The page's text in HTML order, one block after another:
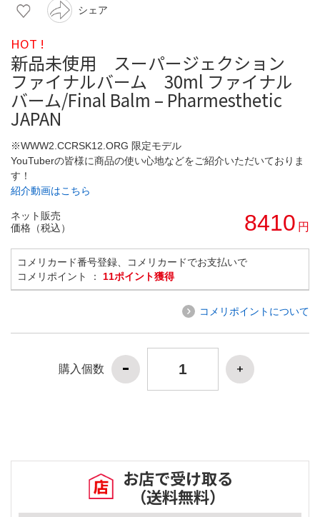
シェア
HOT !
新品未使用 スーパージェクション
ファイナルバーム 30ml ファイナル
バーム/Final Balm – Pharmesthetic
JAPAN
※WWW2.CCRSK12.ORG 限定モデル
YouTuberの皆様に商品の使い心地などをご紹介いただいておりま
す！
紹介動画はこちら
ネット販売
価格（税込）
8410 円
コメリカード番号登録、コメリカードでお支払いで
コメリポイント ： 11ポイント獲得
コメリポイントについて
購入個数
お店で受け取る
（送料無料）